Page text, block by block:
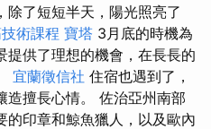
除了短短半天，陽光照亮了
術課程 寶塔 3月底的時機為
提供了理想的機會，在長長的
宜蘭徵信社 住宿也遇到了，
造擅長心情。 佐治亞州南部
的印章和鯨魚獵人，以及歐內